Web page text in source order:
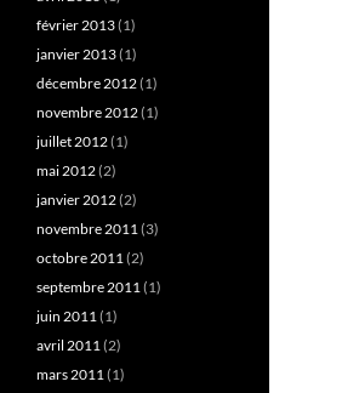
février 2013(1)
janvier 2013(1)
décembre 2012(1)
novembre 2012(1)
juillet 2012(1)
mai 2012(2)
janvier 2012(2)
novembre 2011(3)
octobre 2011(2)
septembre 2011(1)
juin 2011(1)
avril 2011(2)
mars 2011(1)